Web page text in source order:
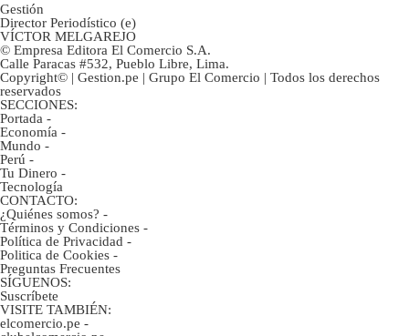
Gestión
Director Periodístico (e)
VÍCTOR MELGAREJO
© Empresa Editora El Comercio S.A.
Calle Paracas #532, Pueblo Libre, Lima.
Copyright© | Gestion.pe | Grupo El Comercio | Todos los derechos
reservados
SECCIONES:
Portada -
Economía -
Mundo -
Perú -
Tu Dinero -
Tecnología
CONTACTO:
¿Quiénes somos? -
Términos y Condiciones -
Política de Privacidad -
Politica de Cookies -
Preguntas Frecuentes
SÍGUENOS:
Suscríbete
VISITE TAMBIÉN:
elcomercio.pe -